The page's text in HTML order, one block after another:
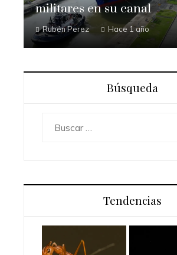
militares en su canal
Rubén Perez Hace 1 año
Búsqueda
Tendencias